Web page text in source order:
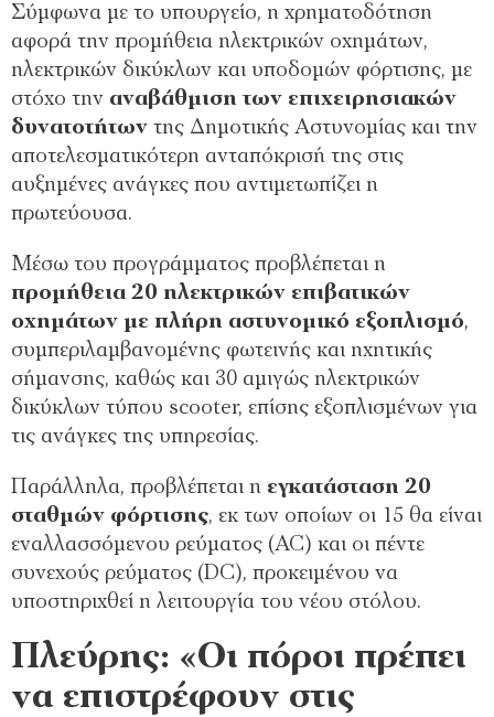
Σύμφωνα με το υπουργείο, η χρηματοδότηση
αφορά την προμήθεια ηλεκτρικών οχημάτων,
ηλεκτρικών δικύκλων και υποδομών φόρτισης, με
στόχο την αναβάθμιση των επιχειρησιακών
δυνατοτήτων της Δημοτικής Αστυνομίας και την
αποτελεσματικότερη ανταπόκρισή της στις
αυξημένες ανάγκες που αντιμετωπίζει η
πρωτεύουσα.
Μέσω του προγράμματος προβλέπεται η
προμήθεια 20 ηλεκτρικών επιβατικών
οχημάτων με πλήρη αστυνομικό εξοπλισμό,
συμπεριλαμβανομένης φωτεινής και ηχητικής
σήμανσης, καθώς και 30 αμιγώς ηλεκτρικών
δικύκλων τύπου scooter, επίσης εξοπλισμένων για
τις ανάγκες της υπηρεσίας.
Παράλληλα, προβλέπεται η εγκατάσταση 20
σταθμών φόρτισης, εκ των οποίων οι 15 θα είναι
εναλλασσόμενου ρεύματος (AC) και οι πέντε
συνεχούς ρεύματος (DC), προκειμένου να
υποστηριχθεί η λειτουργία του νέου στόλου.
Πλεύρης: «Οι πόροι πρέπει
να επιστρέφουν στις